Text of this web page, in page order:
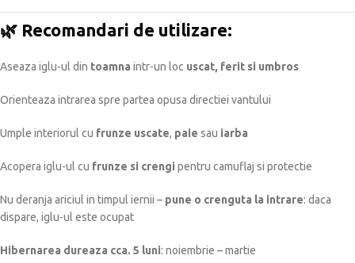
🌿 Recomandari de utilizare:
Aseaza iglu-ul din toamna intr-un loc uscat, ferit si umbros
Orienteaza intrarea spre partea opusa directiei vantului
Umple interiorul cu frunze uscate, paie sau iarba
Acopera iglu-ul cu frunze si crengi pentru camuflaj si protectie
Nu deranja ariciul in timpul iernii – pune o crenguta la intrare: daca
dispare, iglu-ul este ocupat
Hibernarea dureaza cca. 5 luni: noiembrie – martie